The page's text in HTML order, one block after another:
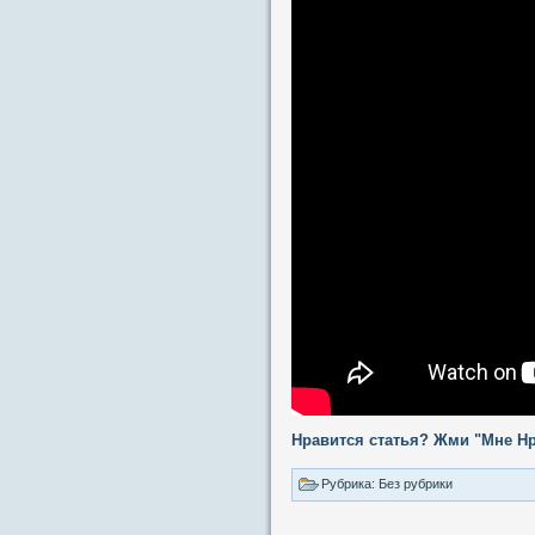
Нравится статья? Жми "Мне
Рубрика: Без рубрики